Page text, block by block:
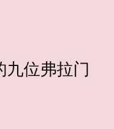
九位弗拉门